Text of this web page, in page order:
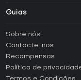
Guias
Como ativar uma CD
Como ativar uma CD
Sobre nós
Contacte-nos
Recompensas
Política de
Termos e Condições